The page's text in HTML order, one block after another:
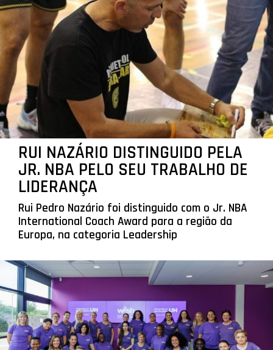
RUI NAZÁRIO DISTINGUIDO PELA
JR. NBA PELO SEU TRABALHO DE
LIDERANÇA
Rui Pedro Nazário foi distinguido com o Jr. NBA
International Coach Award para a região da
Europa, na categoria Leadership